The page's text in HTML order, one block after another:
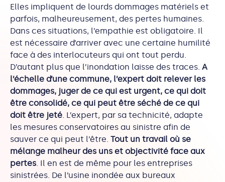
Elles impliquent de lourds dommages matériels et
parfois, malheureusement, des pertes humaines.
Dans ces situations, l’empathie est obligatoire. Il
est nécessaire d’arriver avec une certaine humilité
face à des interlocuteurs qui ont tout perdu.
D’autant plus que l’inondation laisse des traces. A
l’échelle d’une commune, l’expert doit relever les
dommages, juger de ce qui est urgent, ce qui doit
être consolidé, ce qui peut être séché de ce qui
doit être jeté. L’expert, par sa technicité, adapte
les mesures conservatoires au sinistre afin de
sauver ce qui peut l’être. Tout un travail où se
mélange malheur des uns et objectivité face aux
pertes. Il en est de même pour les entreprises
sinistrées. De l’usine inondée aux bureaux